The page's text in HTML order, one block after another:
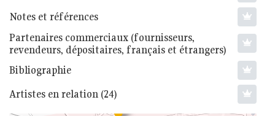
Notes et références
Partenaires commerciaux (fournisseurs,
revendeurs, dépositaires, français et étrangers)
Bibliographie
Artistes en relation (24)